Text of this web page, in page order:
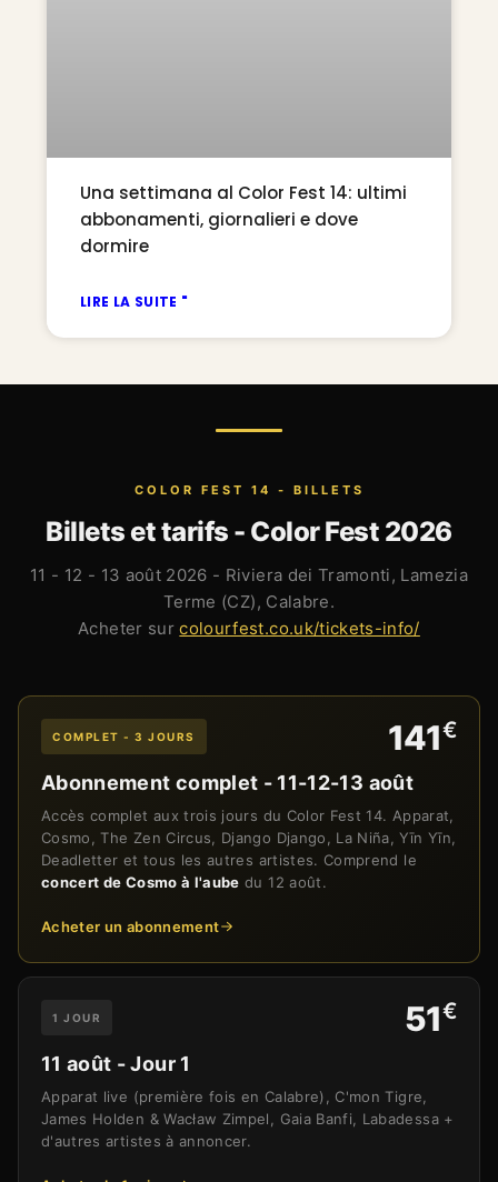
Una settimana al Color Fest 14: ultimi
abbonamenti, giornalieri e dove
dormire
LIRE LA SUITE "
COLOR FEST 14 - BILLETS
Billets et tarifs - Color Fest 2026
11 - 12 - 13 août 2026 - Riviera dei Tramonti, Lamezia
Terme (CZ), Calabre.
Acheter surcolourfest.co.uk/tickets-info/
COMPLET - 3 JOURS 141€
Abonnement complet - 11-12-13 août
Accès complet aux trois jours du Color Fest 14. Apparat,
Cosmo, The Zen Circus, Django Django, La Niña, Yīn Yīn,
Deadletter et tous les autres artistes. Comprend le
concert de Cosmo à l'aube du 12 août.
Acheter un abonnement
1 JOUR 51€
11 août - Jour 1
Apparat live (première fois en Calabre), C'mon Tigre,
James Holden & Wacław Zimpel, Gaia Banfi, Labadessa +
d'autres artistes à annoncer.